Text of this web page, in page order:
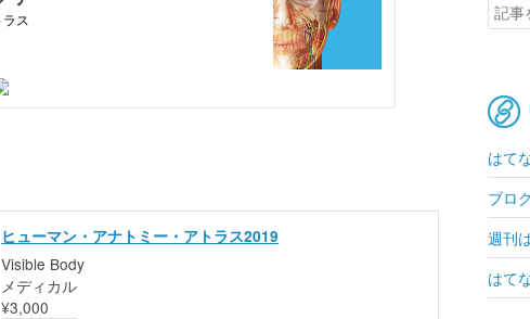
ヒューマン・アナトミー・アトラス2019
Visible Body
メディカル
¥3,000
はて
ブロ
週刊
はて